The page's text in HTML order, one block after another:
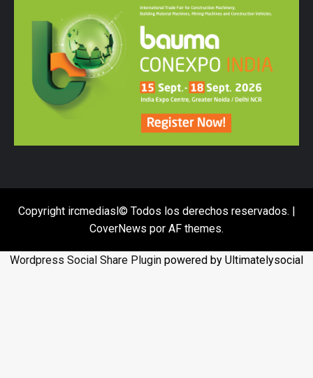
Copyright ircmediasl© Todos los derechos reservados. |
CoverNews por AF themes.
Wordpress Social Share Plugin powered by Ultimatelysocial